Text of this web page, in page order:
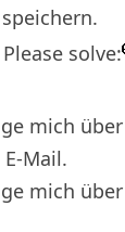
solve:
mich
Mail.
mich